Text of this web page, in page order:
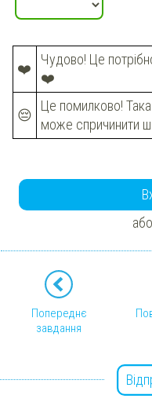
❤️
Чудово! Це
❤️
😔
Це помилково! Така
може спричинити
або
Попереднє
завдання